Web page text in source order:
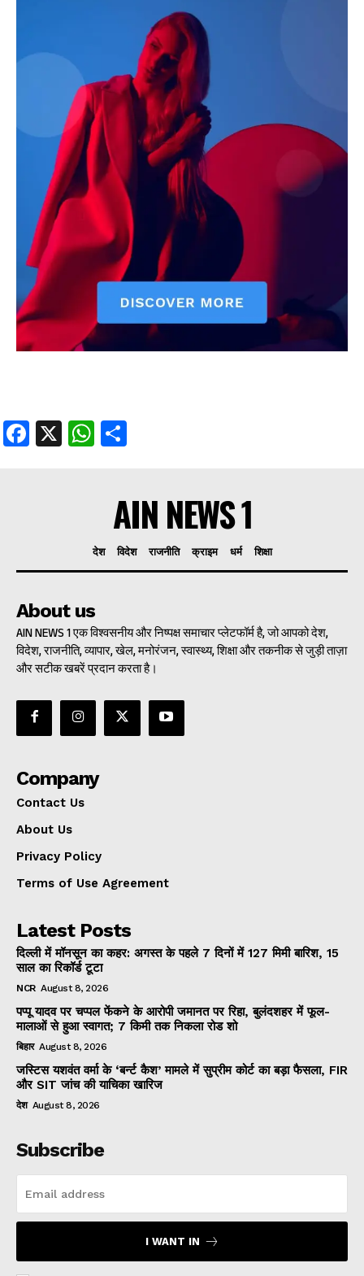
AIN NEWS 1
Contact Us
Privacy Policy
Terms of Use Agreement
Facebook
X WhatsApp
Share
Facebook
X WhatsApp
AIN NEWS 1
देश विदेश राजनीति क्राइम धर्म शिक्षा
About us
AIN NEWS 1 एक विश्वसनीय और निष्पक्ष समाचार प्लेटफॉर्म है, जो आपको देश,
विदेश, राजनीति, व्यापार, खेल, मनोरंजन, स्वास्थ्य, शिक्षा और तकनीक से जुड़ी ताज़ा
और सटीक खबरें प्रदान करता है।
Company
Contact Us
About Us
Privacy Policy
Terms of Use Agreement
Latest Posts
दिल्ली में मॉनसून का कहर: अगस्त के पहले 7 दिनों में 127 मिमी बारिश, 15
साल का रिकॉर्ड टूटा
NCR August 8, 2026
पप्पू यादव पर चप्पल फेंकने के आरोपी जमानत पर रिहा, बुलंदशहर में फूल-
मालाओं से हुआ स्वागत; 7 किमी तक निकला रोड शो
बिहार August 8, 2026
जस्टिस यशवंत वर्मा के ‘बर्न्ट कैश’ मामले में सुप्रीम कोर्ट का बड़ा फैसला, FIR
और SIT जांच की याचिका खारिज
देश August 8, 2026
Subscribe
I WANT IN